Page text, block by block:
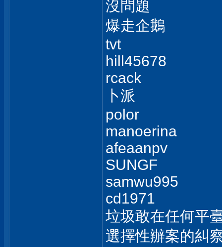
沒問題
爆走企鵝
tvt
hill45678
rcack
卜派
polor
manoerina
afeaanpv
SUNGF
samwu995
cd1971
垃圾敢在任何平
選擇性辦案的糾